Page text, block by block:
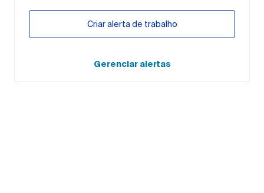
Criar alerta de trabalho
Gerenciar alertas